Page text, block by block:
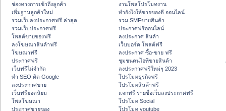
ช่องทางการเข้าถึงลูกค้า
เพิ่มฐานลูกค้าใหม่
รวมเว็บลงประกาศฟรี ล่าสุด
รวมเว็บประกาศฟรี
โพสต์ขายของฟรี
ลงโฆษณาสินค้าฟรี
โฆษณาฟรี
ประกาศฟรี
เว็บฟรีไม่จำกัด
ทำ SEO ติด Google
ลงประกาศขาย
เว็บฟรียอดนิยม
โพสโฆษณา
ประกาศขายของ
งานโพสโปรโมทงาน
ทํายังไงให้ขายของดี ออนไลน์
รวม SMFขายสินค้า
ประกาศฟรีออนไลน์
ลงประกาศ สินค้า
เว็บบอร์ด โพสต์ฟรี
ลงประกาศ ซื้อ-ขาย ฟรี
ชุมชนคนไอทีขายสินค้า
ลงประกาศฟรีใหม่ๆ 2023
โปรโมทธุรกิจฟรี
โปรโมทสินค้าฟรี
แจกฟรี รายชื่อเว็บลงประกาศฟรี
โปรโมท Social
โปรโมท youtube